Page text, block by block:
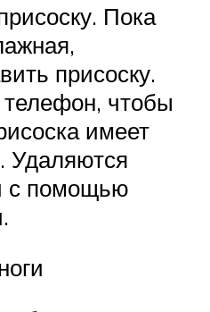
Пока
присоску.
чтобы
имеет
Удаляются
с помощью